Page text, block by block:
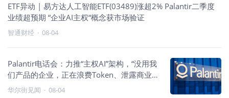
ETF异动 | 易方达人工智能ETF(03489)涨超2% Palantir二季度
业绩超预期 “企业AI主权“概念获市场验证
智通财经 · 08-04
Palantir电话会：力推“主权AI”架构，“没用我
们产品的企业，正在浪费Token、泄露商业机
密”
华尔街见闻 · 08-04